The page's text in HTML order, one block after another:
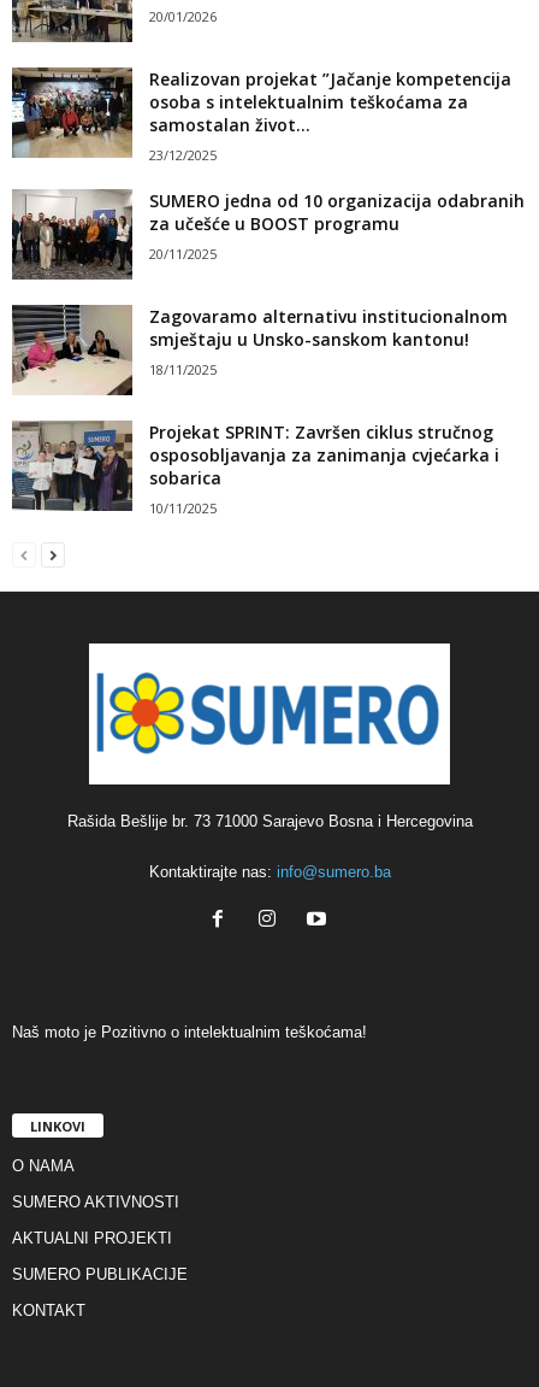
20/01/2026
Realizovan projekat ”Jačanje kompetencija
osoba s intelektualnim teškoćama za
samostalan život...
23/12/2025
SUMERO jedna od 10 organizacija odabranih
za učešće u BOOST programu
20/11/2025
Zagovaramo alternativu institucionalnom
smještaju u Unsko-sanskom kantonu!
18/11/2025
Projekat SPRINT: Završen ciklus stručnog
osposobljavanja za zanimanja cvjećarka i
sobarica
10/11/2025
Rašida Bešlije br. 73 71000 Sarajevo Bosna i Hercegovina
Kontaktirajte nas: info@sumero.ba
Naš moto je Pozitivno o intelektualnim teškoćama!
LINKOVI
O NAMA
SUMERO AKTIVNOSTI
AKTUALNI PROJEKTI
SUMERO PUBLIKACIJE
KONTAKT